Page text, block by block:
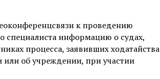
к проведению
специалиста информацию о судах,
процесса, заявивших ходатайства
или об учреждении, при участии